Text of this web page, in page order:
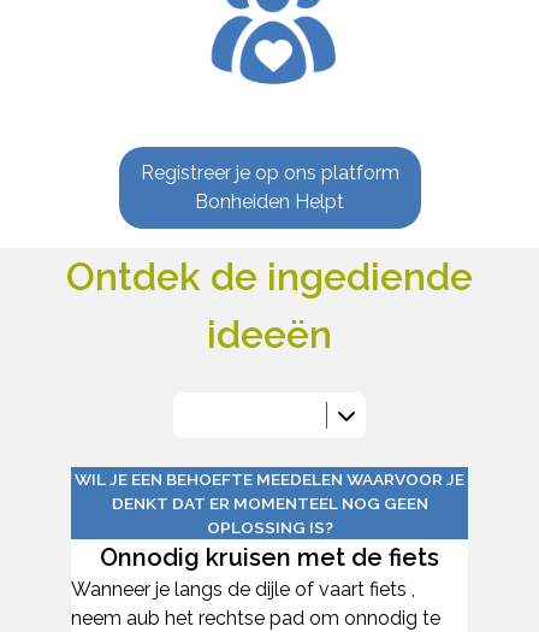
Registreer je op ons platform
Bonheiden Helpt
Ontdek de ingediende
ideeën
WIL JE EEN BEHOEFTE MEEDELEN WAARVOOR JE
DENKT DAT ER MOMENTEEL NOG GEEN
OPLOSSING IS?
Onnodig kruisen met de fiets
Wanneer je langs de dijle of vaart fiets ,
neem aub het rechtse pad om onnodig te